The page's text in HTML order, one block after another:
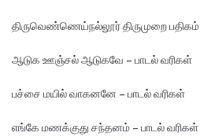
திருவெண்ணெய்நல்லூர் திருமுறை பதிகம்
ஆடுக ஊஞ்சல் ஆடுகவே – பாடல் வரிகள்
பச்சை மயில் வாகனனே – பாடல் வரிகள்
எங்கே மண‌க்குது சந்தனம் – பாடல் வரிகள்